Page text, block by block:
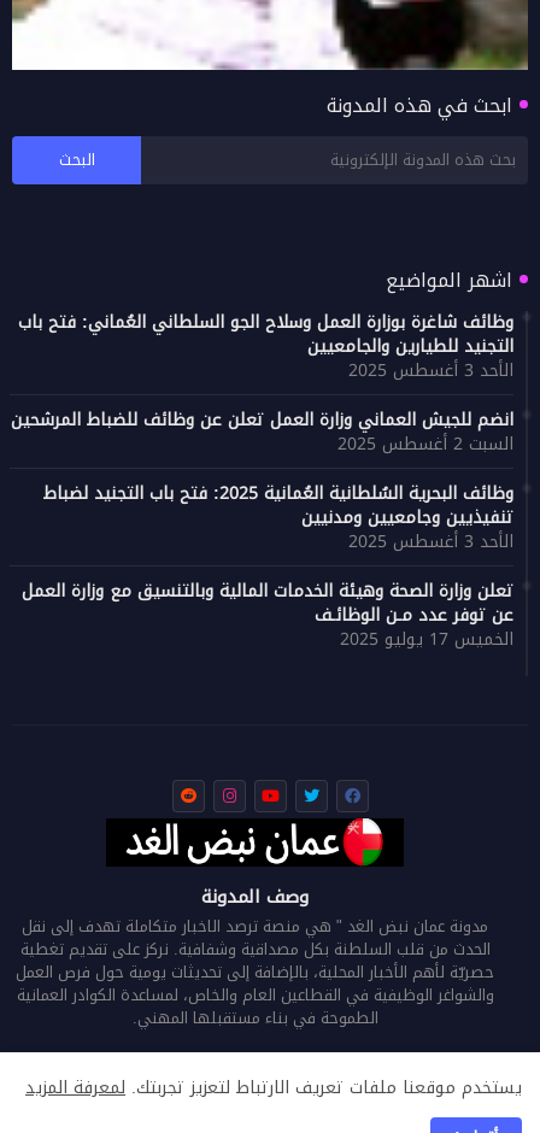
ابحث في هذه المدونة
اشهر المواضيع
وظائف شاغرة بوزارة العمل وسلاح الجو السلطاني العُماني: فتح باب
التجنيد للطيارين والجامعيين
الأحد 3 أغسطس 2025
انضم للجيش العماني وزارة العمل تعلن عن وظائف للضباط المرشحين
السبت 2 أغسطس 2025
وظائف البحرية السُلطانية العُمانية 2025: فتح باب التجنيد لضباط
تنفيذيين وجامعيين ومدنيين
الأحد 3 أغسطس 2025
تعلن وزارة الصحة وهيئة الخدمات المالية وبالتنسيق مع وزارة العمل
عن توفر عدد مـن الوظائـف
الخميس 17 يوليو 2025
وصف المدونة
مدونة عمان نبض الغد " هي منصة ترصد الاخبار متكاملة تهدف إلى نقل
الحدث من قلب السلطنة بكل مصداقية وشفافية. نركز على تقديم تغطية
حصريّة لأهم الأخبار المحلية، بالإضافة إلى تحديثات يومية حول فرص العمل
والشواغر الوظيفية في القطاعين العام والخاص، لمساعدة الكوادر العمانية
الطموحة في بناء مستقبلها المهني.
الرئيسية من نحن اتصل بنا سياسة الخصوصية
يستخدم موقعنا ملفات تعريف الارتباط لتعزيز تجربتك. لمعرفة المزيد